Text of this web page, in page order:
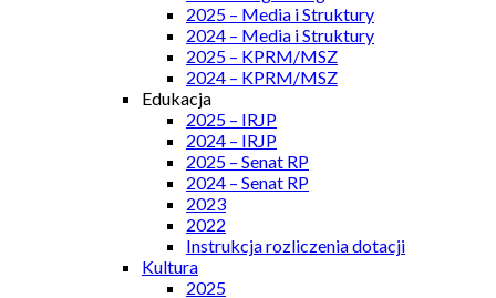
2025 – Media i Struktury
2024 – Media i Struktury
2025 – KPRM/MSZ
2024 – KPRM/MSZ
Edukacja
2025 – IRJP
2024 – IRJP
2025 – Senat RP
2024 – Senat RP
2023
2022
Instrukcja rozliczenia dotacji
Kultura
2025